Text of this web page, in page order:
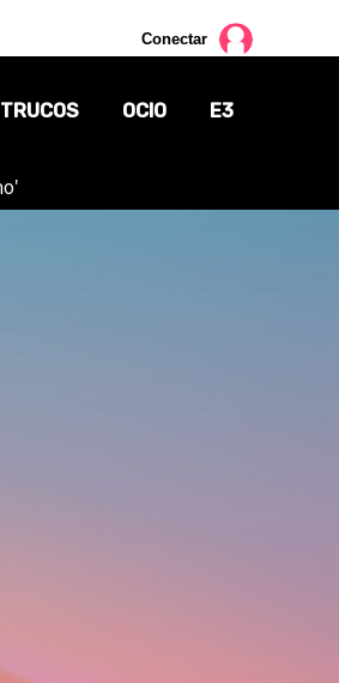
Conectar
TRUCOS OCIO E3